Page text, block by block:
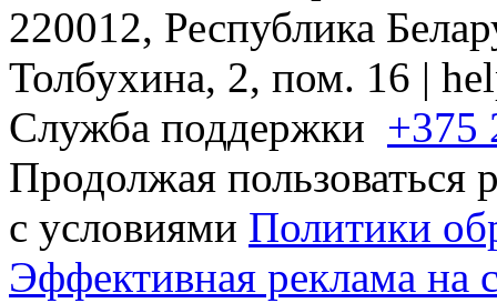
220012, Республика
Толбухина, 2, пом. 16 |
Служба поддержки +375
Продолжая пользоваться
с условиями Политики
Эффективная реклама на